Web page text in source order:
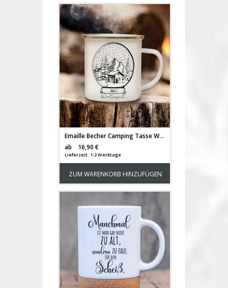
Emaille Becher Camping Tasse Winterzeit Schneekugel mit Wunschname Name Kaffeetasse Geschenk Winter Weihnachten eb685
ab
16,90 €
Lieferzeit: 1-2 Werktage
ZUM WARENKORB HINZUFÜGEN